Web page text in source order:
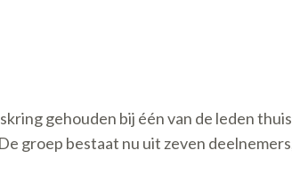
gehouden bij één van de leden
groep bestaat nu uit zeven